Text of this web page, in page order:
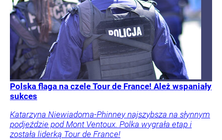
Polska flaga na czele Tour de France! Ależ wspaniały
sukces
Katarzyna Niewiadoma-Phinney najszybsza na słynnym
podjeździe pod Mont Ventoux. Polka wygrała etap i
została liderką Tour de France!